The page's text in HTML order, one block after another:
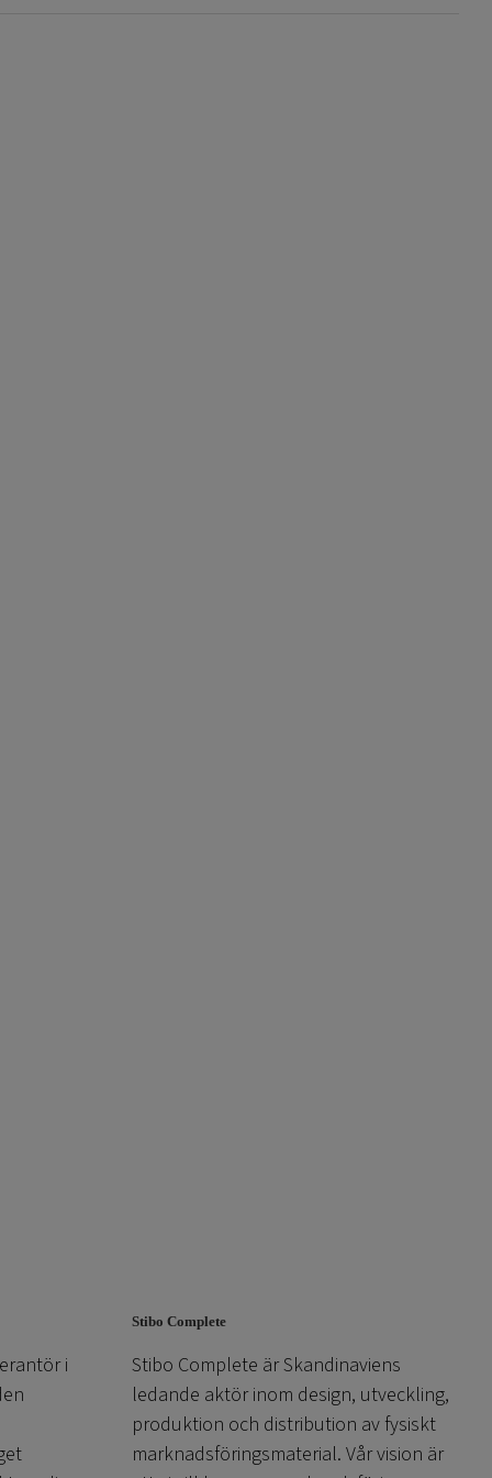
i
Stibo Complete
Stibo Complete är Skandinaviens
ledande aktör inom design, utveckling,
produktion och distribution av fysiskt
marknadsföringsmaterial. Vår vision är